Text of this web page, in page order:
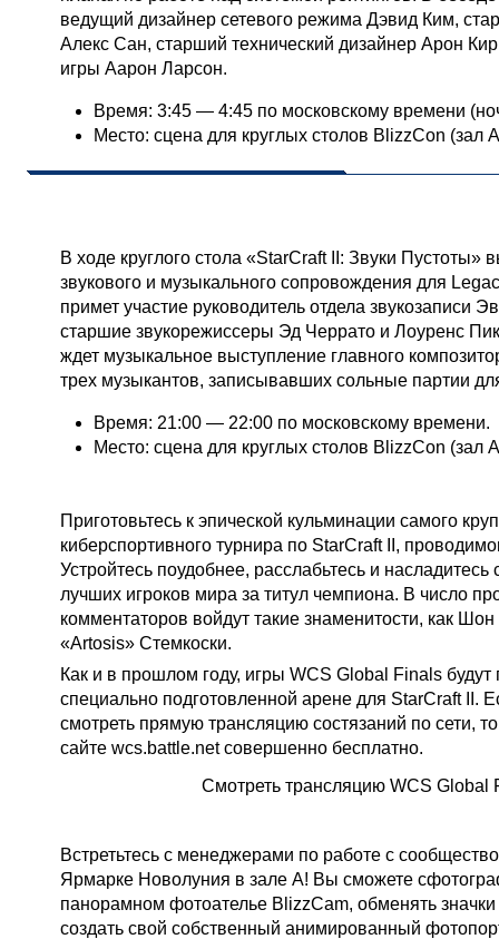
ведущий дизайнер сетевого режима Дэвид Ким,
Алекс Сан, старший технический дизайнер Арон
игры Аарон Ларсон.
Время: 3:45 — 4:45 по московскому времени
Место: сцена для круглых столов BlizzCon (зал
В ходе круглого стола «StarCraft II: Звуки Пустоты»
звукового и музыкального сопровождения для
примет участие руководитель отдела звукозаписи
старшие звукорежиссеры Эд Черрато и Лоуренс
ждет музыкальное выступление главного
трех музыкантов, записывавших сольные партии
Время: 21:00 — 22:00 по московскому времени.
Место: сцена для круглых столов BlizzCon (зал
Приготовьтесь к эпической кульминации самого
киберспортивного турнира по StarCraft II,
Устройтесь поудобнее, расслабьтесь и
лучших игроков мира за титул чемпиона. В число
комментаторов войдут такие знаменитости, как
«Artosis» Стемкоски.
Как и в прошлом году, игры WCS Global Finals будут
специально подготовленной арене для StarCraft II .
смотреть прямую трансляцию состязаний по сети,
сайте wcs.battle.net совершенно бесплатно.
Смотреть трансляцию WCS Global
Встретьтесь с менеджерами по работе с
Ярмарке Новолуния в зале A! Вы сможете
панорамном фотоателье BlizzCam, обменять
создать свой собственный анимированный